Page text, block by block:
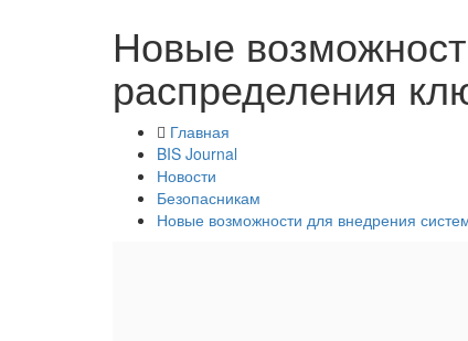
Новые
распределения
Главная
BIS Journal
Новости
Безопасникам
Новые возможности для внедрения